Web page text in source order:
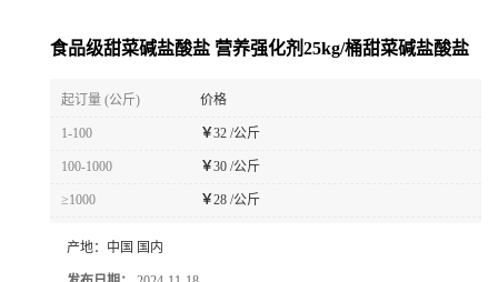
食品级甜菜碱盐酸盐 营养强化剂25kg/桶甜菜碱盐酸盐
起订量 (公斤) 价格
1-100 ￥32 /公斤
100-1000 ￥30 /公斤
≥1000 ￥28 /公斤
产地： 中国 国内